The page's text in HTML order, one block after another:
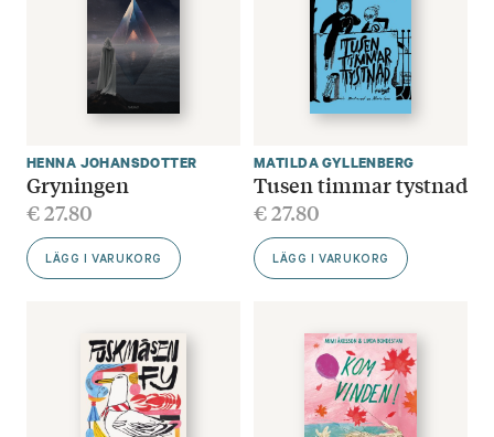
HENNA JOHANSDOTTER
Gryningen
€27.80
LÄGG I VARUKORG
MATILDA GYLLENBERG
Tusen timmar tystnad
€27.80
LÄGG I VARUKORG